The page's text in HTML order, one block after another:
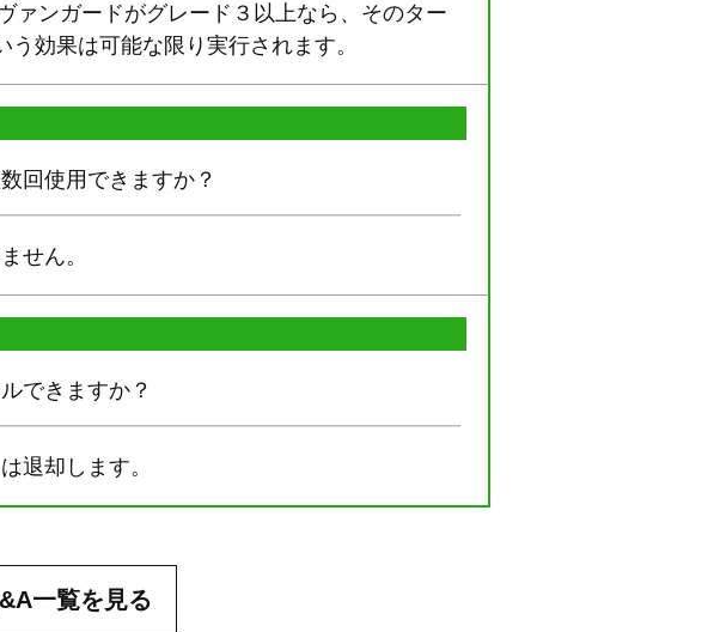
ァンガードがグレード３以上なら、そのター
効果は可能な限り実行されます。
回使用できますか？
せん。
できますか？
退却します。
一覧を見る